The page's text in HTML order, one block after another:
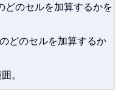
どのセルを加算するかを
どのセルを加算するか
。